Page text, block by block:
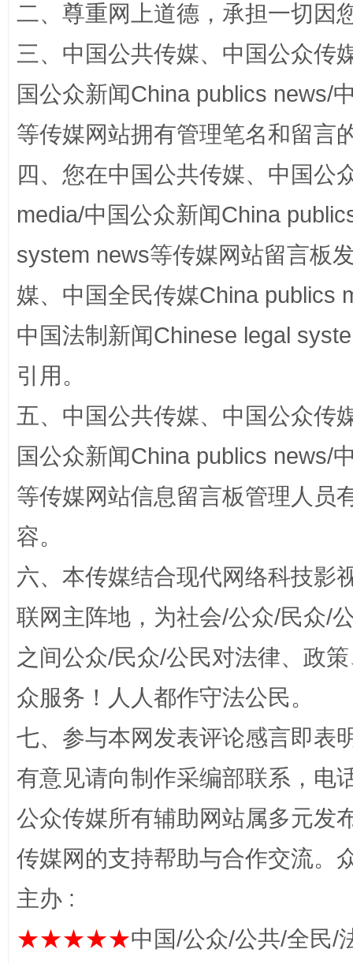
国家大学科技园优化重塑工作
扯下公款旅游的“隐身衣” 如何以
完善运行机制助力责任有效落实
二、尊重网上道德，承担一切因
三、中国公共传媒、中国公众传
国公众新闻China publics news/
等传媒网站拥有管理笔名和留言
四、您在中国公共传媒、中国公
media/中国公众新闻China
system news等传媒网站留言板
媒、中国全民传媒China publics
中国法制新闻Chinese legal
引用。
五、中国公共传媒、中国公众传
国公众新闻China publics news/
等传媒网站信息留言板管理人员
容。
六、本传媒结合现代网络科技影
联网主阵地，为社会/公众/民众/
之间公众/民众/公民对法律、政
众服务！人人都作守法公民。
七、参与本网发表评论感言即表
有意见请向制作采编部联系，电
公众传媒所有辅助网站属多元发
传媒网的支持帮助与合作交流。
主办 :
★★★★★中国/公众/公共/全民/